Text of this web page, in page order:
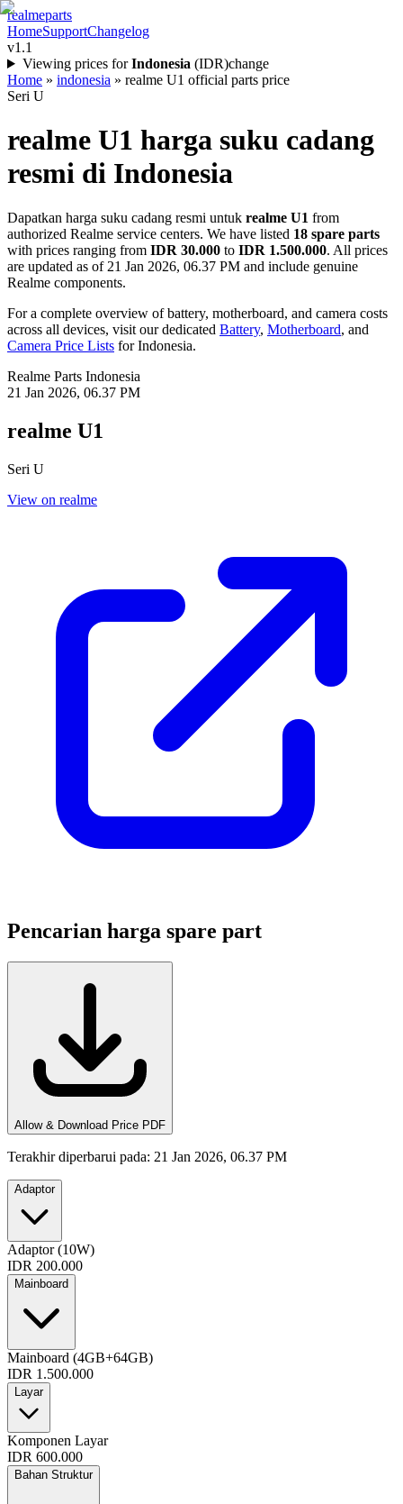
realmeparts
HomeSupportChangelog
v1.1
Viewing prices for Indonesia (IDR)change
Home » indonesia » realme U1 official parts price
Seri U
realme U1 harga suku cadang
resmi di Indonesia
Dapatkan harga suku cadang resmi untuk realme U1 from
authorized Realme service centers. We have listed 18 spare parts
with prices ranging from IDR 30.000 to IDR 1.500.000. All prices
are updated as of 21 Jan 2026, 06.37 PM and include genuine
Realme components.
For a complete overview of battery, motherboard, and camera costs
across all devices, visit our dedicated Battery, Motherboard, and
Camera Price Lists forIndonesia.
Realme Parts Indonesia
21 Jan 2026, 06.37 PM
realme U1
Seri U
View on realme
Pencarian harga spare part
Allow & Download Price PDF
Terakhir diperbarui pada: 21 Jan 2026, 06.37 PM
Adaptor
Adaptor (10W)
IDR 200.000
Mainboard
Mainboard (4GB+64GB)
IDR 1.500.000
Layar
Komponen Layar
IDR 600.000
Bahan Struktur